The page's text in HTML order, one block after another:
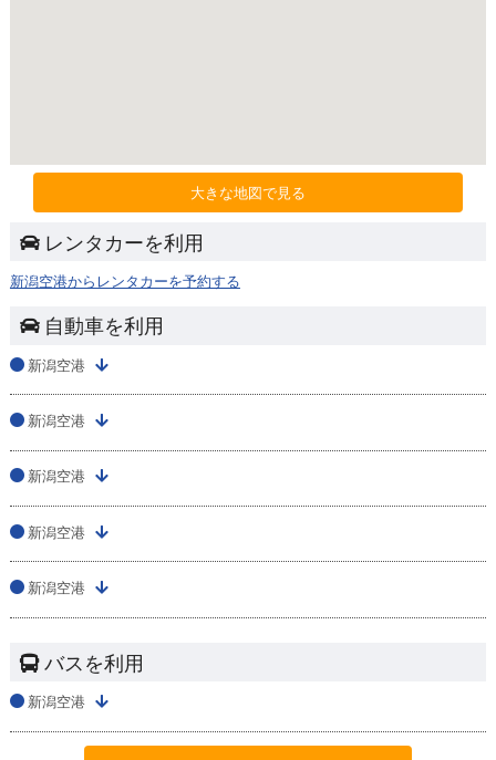
大きな地図で見る
レンタカーを利用
新潟空港からレンタカーを予約する
自動車を利用
新潟空港
新潟空港
新潟空港
新潟空港
新潟空港
バスを利用
新潟空港